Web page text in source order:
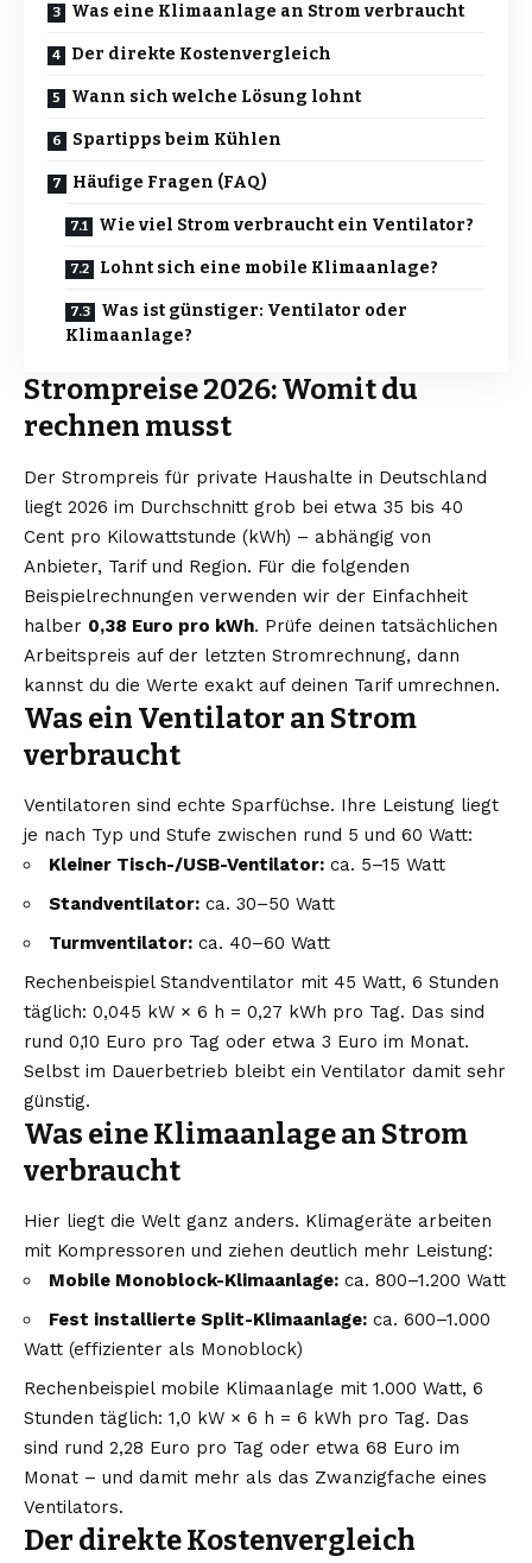
Was eine Klimaanlage an Strom verbraucht
Der direkte Kostenvergleich
Wann sich welche Lösung lohnt
Spartipps beim Kühlen
Häufige Fragen (FAQ)
Wie viel Strom verbraucht ein Ventilator?
Lohnt sich eine mobile Klimaanlage?
Was ist günstiger: Ventilator oder
Klimaanlage?
Strompreise 2026: Womit du
rechnen musst
Der Strompreis für private Haushalte in Deutschland
liegt 2026 im Durchschnitt grob bei etwa 35 bis 40
Cent pro Kilowattstunde (kWh) – abhängig von
Anbieter, Tarif und Region. Für die folgenden
Beispielrechnungen verwenden wir der Einfachheit
halber 0,38 Euro pro kWh. Prüfe deinen tatsächlichen
Arbeitspreis auf der letzten Stromrechnung, dann
kannst du die Werte exakt auf deinen Tarif umrechnen.
Was ein Ventilator an Strom
verbraucht
Ventilatoren sind echte Sparfüchse. Ihre Leistung liegt
je nach Typ und Stufe zwischen rund 5 und 60 Watt:
Kleiner Tisch-/USB-Ventilator: ca. 5–15 Watt
Standventilator: ca. 30–50 Watt
Turmventilator: ca. 40–60 Watt
Rechenbeispiel Standventilator mit 45 Watt, 6 Stunden
täglich: 0,045 kW × 6 h = 0,27 kWh pro Tag. Das sind
rund 0,10 Euro pro Tag oder etwa 3 Euro im Monat.
Selbst im Dauerbetrieb bleibt ein Ventilator damit sehr
günstig.
Was eine Klimaanlage an Strom
verbraucht
Hier liegt die Welt ganz anders. Klimageräte arbeiten
mit Kompressoren und ziehen deutlich mehr Leistung:
Mobile Monoblock-Klimaanlage: ca. 800–1.200 Watt
Fest installierte Split-Klimaanlage: ca. 600–1.000
Watt (effizienter als Monoblock)
Rechenbeispiel mobile Klimaanlage mit 1.000 Watt, 6
Stunden täglich: 1,0 kW × 6 h = 6 kWh pro Tag. Das
sind rund 2,28 Euro pro Tag oder etwa 68 Euro im
Monat – und damit mehr als das Zwanzigfache eines
Ventilators.
Der direkte Kostenvergleich